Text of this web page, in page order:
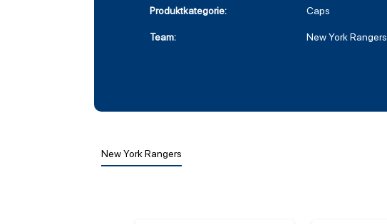
Produktkategorie: Caps
Team: New York Rangers
New York Rangers